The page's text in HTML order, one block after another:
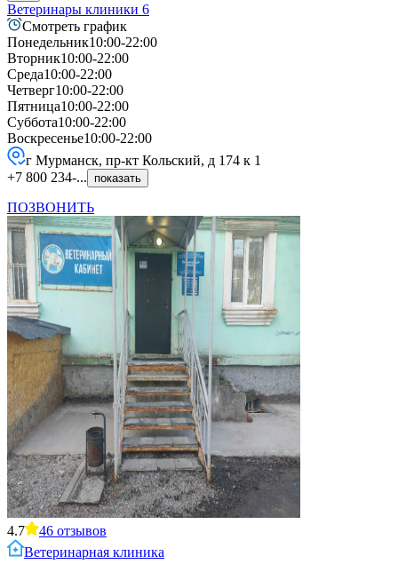
Ветеринары клиники 6
Смотреть график
Понедельник10:00-22:00
Вторник10:00-22:00
Среда10:00-22:00
Четверг10:00-22:00
Пятница10:00-22:00
Суббота10:00-22:00
Воскресенье10:00-22:00
г Мурманск, пр-кт Кольский, д 174 к 1
+7 800 234-...
показать
ПОЗВОНИТЬ
4.7 46 отзывов
Ветеринарная клиника